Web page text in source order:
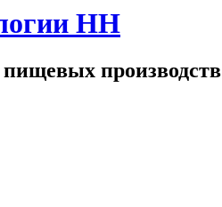
НН
производств